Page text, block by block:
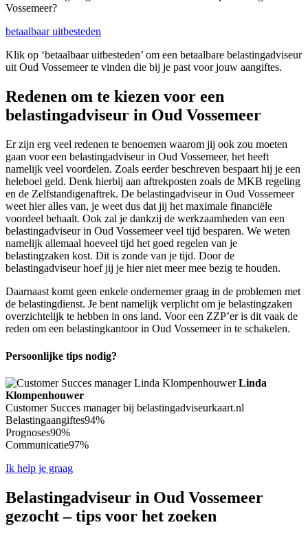
Vossemeer?
betaalbaar uitbesteden
Klik op ‘betaalbaar uitbesteden’ om een betaalbare belastingadviseur
uit Oud Vossemeer te vinden die bij je past voor jouw aangiftes.
Redenen om te kiezen voor een
belastingadviseur in Oud Vossemeer
Er zijn erg veel redenen te benoemen waarom jij ook zou moeten
gaan voor een belastingadviseur in Oud Vossemeer, het heeft
namelijk veel voordelen. Zoals eerder beschreven bespaart hij je een
heleboel geld. Denk hierbij aan aftrekposten zoals de MKB regeling
en de Zelfstandigenaftrek. De belastingadviseur in Oud Vossemeer
weet hier alles van, je weet dus dat jij het maximale financiële
voordeel behaalt. Ook zal je dankzij de werkzaamheden van een
belastingadviseur in Oud Vossemeer veel tijd besparen. We weten
namelijk allemaal hoeveel tijd het goed regelen van je
belastingzaken kost. Dit is zonde van je tijd. Door de
belastingadviseur hoef jij je hier niet meer mee bezig te houden.
Daarnaast komt geen enkele ondernemer graag in de problemen met
de belastingdienst. Je bent namelijk verplicht om je belastingzaken
overzichtelijk te hebben in ons land. Voor een ZZP’er is dit vaak de
reden om een belastingkantoor in Oud Vossemeer in te schakelen.
Persoonlijke tips nodig?
Linda
Klompenhouwer
Customer Succes manager bij belastingadviseurkaart.nl
Belastingaangiftes94%
Prognoses90%
Communicatie97%
Ik help je graag
Belastingadviseur in Oud Vossemeer
gezocht – tips voor het zoeken